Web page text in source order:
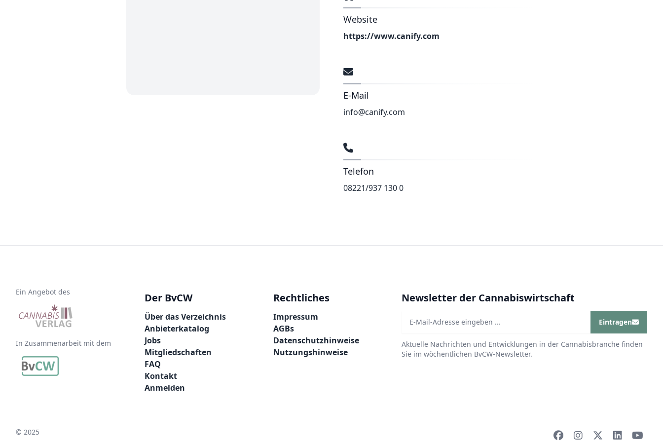
Website
https://www.canify.com
E-Mail
info@canify.com
Telefon
08221/937 130 0
Ein Angebot des
In Zusammenarbeit mit dem
Der BvCW
Über das Verzeichnis
Anbieterkatalog
Jobs
Mitgliedschaften
FAQ
Kontakt
Anmelden
Rechtliches
Impressum
AGBs
Datenschutzhinweise
Nutzungshinweise
Newsletter der Cannabiswirtschaft
Eintragen
Aktuelle Nachrichten und Entwicklungen in der Cannabisbranche finden
Sie im wöchentlichen BvCW-Newsletter.
© 2025